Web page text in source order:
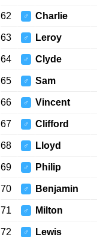
62 ♂ Charlie
63 ♂ Leroy
64 ♂ Clyde
65 ♂ Sam
66 ♂ Vincent
67 ♂ Clifford
68 ♂ Lloyd
69 ♂ Philip
70 ♂ Benjamin
71 ♂ Milton
72 ♂ Lewis